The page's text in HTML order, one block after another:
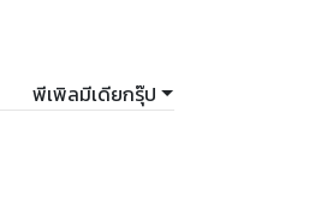
พีเพิลมีเดียกรุ๊ป